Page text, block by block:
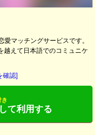
マッチングサービスです。
越えて日本語でのコミュニケ
確認]
て利用する